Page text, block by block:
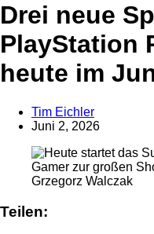
Drei neue
PlayStation
heute im
Tim Eichler
Juni 2, 2026
Grzegorz Walczak
Teilen: